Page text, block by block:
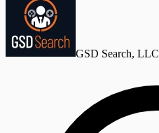
GSD Search, LLC